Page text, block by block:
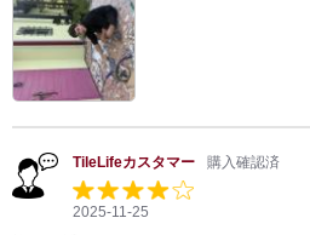
TileLifeカスタマー 購入確認済
2025-11-25